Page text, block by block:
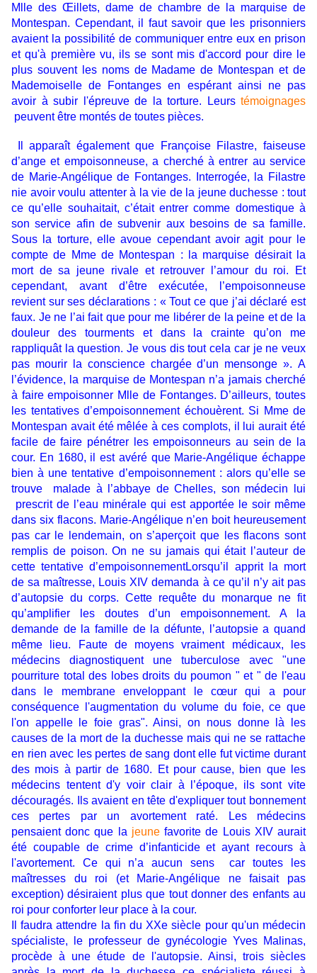
Mlle des Œillets, dame de chambre de la marquise de
Montespan. Cependant, il faut savoir que les prisonniers
avaient la possibilité de communiquer entre eux en prison
et qu'à première vu, ils se sont mis d'accord pour dire le
plus souvent les noms de Madame de Montespan et de
Mademoiselle de Fontanges en espérant ainsi ne pas
avoir à subir l'épreuve de la torture. Leurs témoignages
peuvent être montés de toutes pièces.
Il apparaît également que Françoise Filastre, faiseuse
d’ange et empoisonneuse, a cherché à entrer au service
de Marie-Angélique de Fontanges. Interrogée, la Filastre
nie avoir voulu attenter à la vie de la jeune duchesse : tout
ce qu’elle souhaitait, c’était entrer comme domestique à
son service afin de subvenir aux besoins de sa famille.
Sous la torture, elle avoue cependant avoir agit pour le
compte de Mme de Montespan : la marquise désirait la
mort de sa jeune rivale et retrouver l’amour du roi. Et
cependant, avant d’être exécutée, l’empoisonneuse
revient sur ses déclarations : « Tout ce que j’ai déclaré est
faux. Je ne l’ai fait que pour me libérer de la peine et de la
douleur des tourments et dans la crainte qu’on me
rappliquât la question. Je vous dis tout cela car je ne veux
pas mourir la conscience chargée d’un mensonge ». A
l’évidence, la marquise de Montespan n’a jamais cherché
à faire empoisonner Mlle de Fontanges. D’ailleurs, toutes
les tentatives d’empoisonnement échouèrent. Si Mme de
Montespan avait été mêlée à ces complots, il lui aurait été
facile de faire pénétrer les empoisonneurs au sein de la
cour. En 1680, il est avéré que Marie-Angélique échappe
bien à une tentative d’empoisonnement : alors qu’elle se
trouve malade à l’abbaye de Chelles, son médecin lui
prescrit de l’eau minérale qui est apportée le soir même
dans six flacons. Marie-Angélique n’en boit heureusement
pas car le lendemain, on s’aperçoit que les flacons sont
remplis de poison. On ne su jamais qui était l’auteur de
cette tentative d’empoisonnementLorsqu’il apprit la mort
de sa maîtresse, Louis XIV demanda à ce qu’il n’y ait pas
d’autopsie du corps. Cette requête du monarque ne fit
qu’amplifier les doutes d’un empoisonnement. A la
demande de la famille de la défunte, l’autopsie a quand
même lieu. Faute de moyens vraiment médicaux, les
médecins diagnostiquent une tuberculose avec "une
pourriture total des lobes droits du poumon " et " de l'eau
dans le membrane enveloppant le cœur qui a pour
conséquence l'augmentation du volume du foie, ce que
l'on appelle le foie gras". Ainsi, on nous donne là les
causes de la mort de la duchesse mais qui ne se rattache
en rien avec les pertes de sang dont elle fut victime durant
des mois à partir de 1680. Et pour cause, bien que les
médecins tentent d'y voir clair à l’époque, ils sont vite
découragés. Ils avaient en tête d'expliquer tout bonnement
ces pertes par un avortement raté. Les médecins
pensaient donc que la jeunefavorite de Louis XIV aurait
été coupable de crime d’infanticide et ayant recours à
l'avortement. Ce qui n’a aucun sens car toutes les
maîtresses du roi (et Marie-Angélique ne faisait pas
exception) désiraient plus que tout donner des enfants au
roi pour conforter leur place à la cour.
Il faudra attendre la fin du XXe siècle pour qu'un médecin
spécialiste, le professeur de gynécologie Yves Malinas,
procède à une étude de l'autopsie. Ainsi, trois siècles